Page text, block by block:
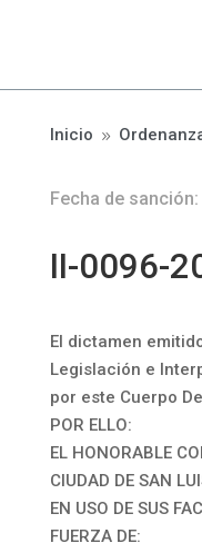
Inicio 9
Fecha de sanción:
II-0096-
El dictamen
Legislación e
por este Cuerpo
POR ELLO:
EL HONORABLE
CIUDAD DE SAN
EN USO DE SUS
FUERZA DE: